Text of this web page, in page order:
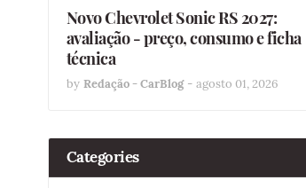
Novo Chevrolet Sonic RS 2027:
avaliação - preço, consumo e ficha
técnica
by Redação - CarBlog - agosto 01, 2026
Categories